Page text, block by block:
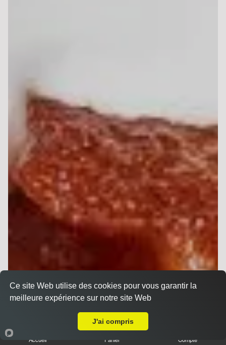
Accueil Panier Compte
Ce site Web utilise des cookies pour vous garantir la
meilleure expérience sur notre site Web
J'ai compris